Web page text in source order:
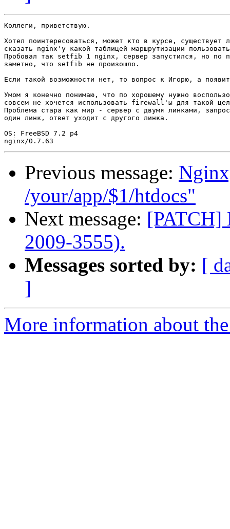
Коллеги, приветствую.
Хотел поинтересоваться, может кто в курсе, существует
сказать nginx'у какой таблицей маршрутизации
Пробовал так setfib 1 nginx, сервер запустился, но по
заметно, что setfib не произошло.
Если такой возможности нет, то вопрос к Игорю, а
Умом я конечно понимаю, что по хорошему нужно
совсем не хочется использовать firewall'ы для такой
Проблема стара как мир - сервер с двумя линками,
один линк, ответ уходит с другого линка.
OS: FreeBSD 7.2 p4
Previous message:
/your/app/$1/htdocs"
Next message: [PATCH]
2009-3555).
Messages sorted by: [
]
More information about